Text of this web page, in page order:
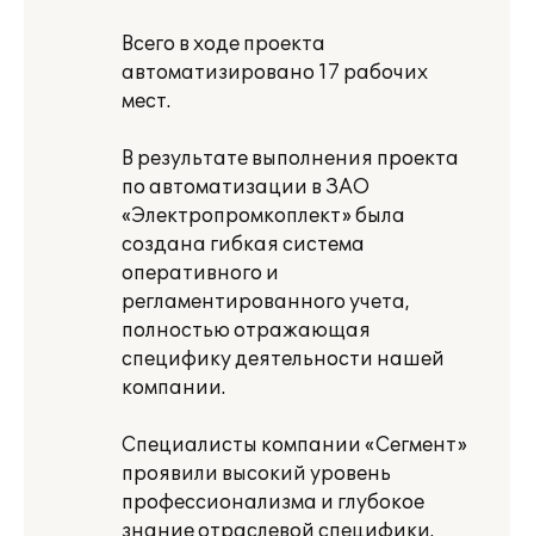
Всего в ходе проекта
автоматизировано 17 рабочих
мест.
В результате выполнения проекта
по автоматизации в ЗАО
«Электропромкоплект» была
создана гибкая система
оперативного и
регламентированного учета,
полностью отражающая
специфику деятельности нашей
компании.
Специалисты компании «Сегмент»
проявили высокий уровень
профессионализма и глубокое
знание отраслевой специфики.